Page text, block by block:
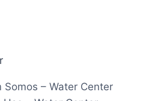
Somos – Water Center